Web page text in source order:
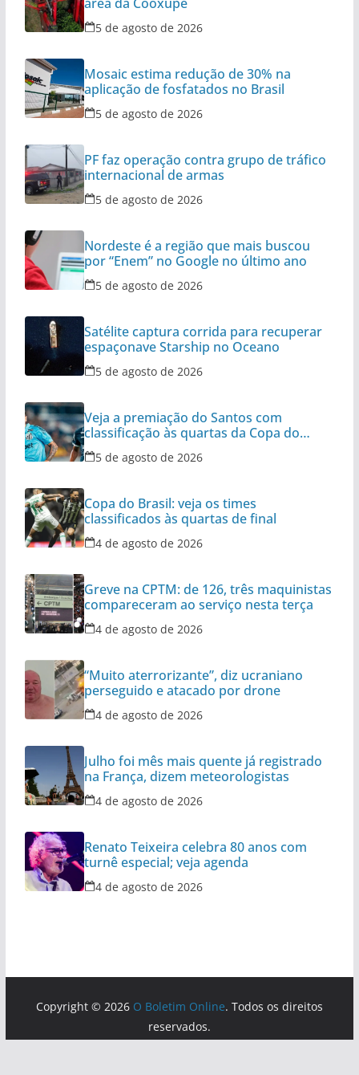
5 de agosto de 2026
Mosaic estima redução de 30% na
aplicação de fosfatados no Brasil
5 de agosto de 2026
PF faz operação contra grupo de tráfico
internacional de armas
5 de agosto de 2026
Nordeste é a região que mais buscou
por “Enem” no Google no último ano
5 de agosto de 2026
Satélite captura corrida para recuperar
espaçonave Starship no Oceano
5 de agosto de 2026
Veja a premiação do Santos com
classificação às quartas da Copa do
Brasil
5 de agosto de 2026
Copa do Brasil: veja os times
classificados às quartas de final
4 de agosto de 2026
Greve na CPTM: de 126, três maquinistas
compareceram ao serviço nesta terça
4 de agosto de 2026
“Muito aterrorizante”, diz ucraniano
perseguido e atacado por drone
4 de agosto de 2026
Julho foi mês mais quente já registrado
na França, dizem meteorologistas
4 de agosto de 2026
Renato Teixeira celebra 80 anos com
turnê especial; veja agenda
4 de agosto de 2026
Copyright © 2026 O Boletim Online. Todos os direitos
reservados.